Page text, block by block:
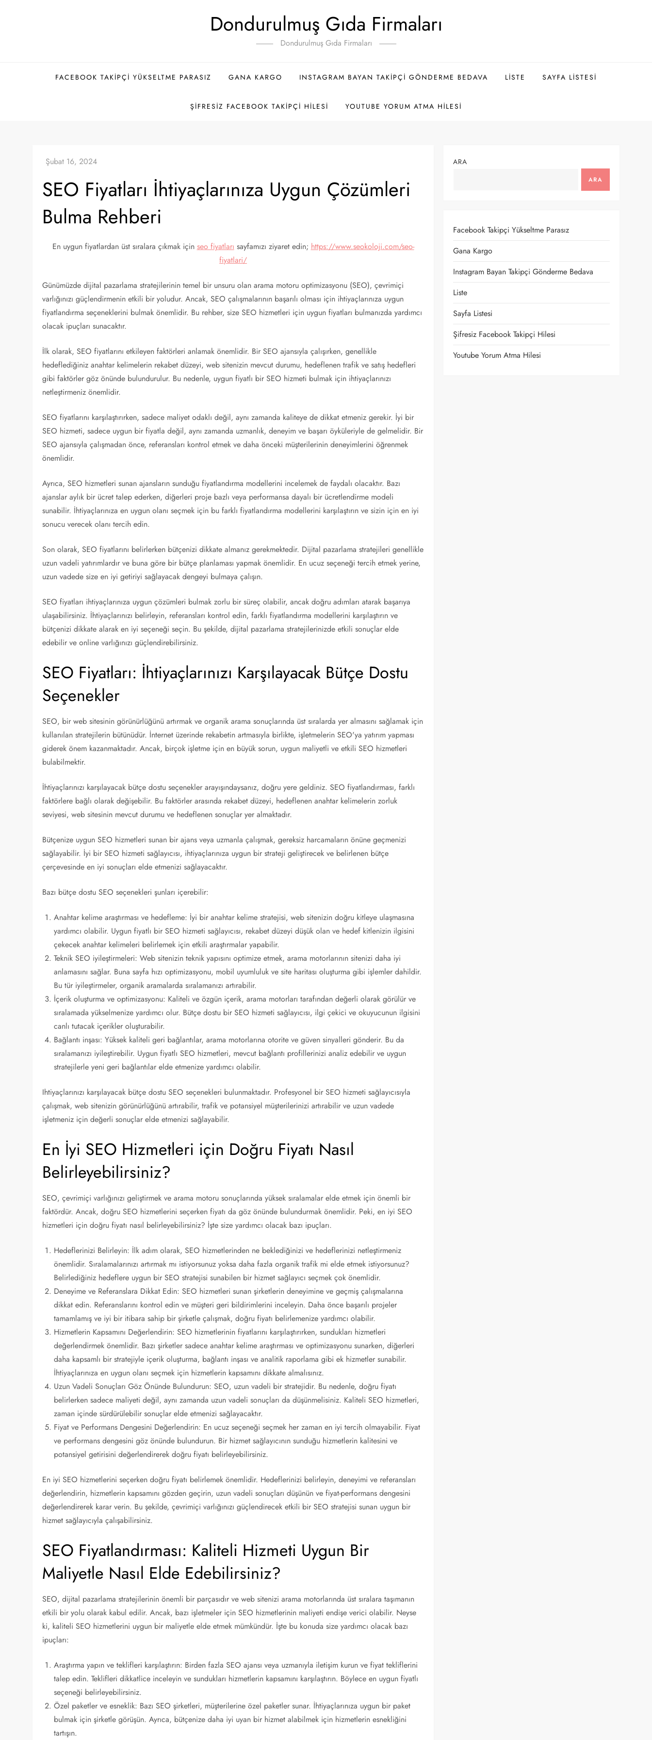
Dondurulmuş Gıda Firmaları
Dondurulmuş Gıda Firmaları
FACEBOOK TAKIPÇI YÜKSELTME PARASIZ GANA KARGO INSTAGRAM BAYAN TAKIPÇI GÖNDERME BEDAVA LISTE SAYFA LISTESI
ŞIFRESIZ FACEBOOK TAKIPÇI HILESI YOUTUBE YORUM ATMA HILESI
SEO Fiyatları İhtiyaçlarınıza Uygun Çözümleri
Bulma Rehberi
En uygun fiyatlardan üst sıralara çıkmak için seo fiyatları sayfamızı ziyaret edin; https://www.seokoloji.com/seo-
fiyatlari/
Günümüzde dijital pazarlama stratejilerinin temel bir unsuru olan arama motoru optimizasyonu (SEO), çevrimiçi
varlığınızı güçlendirmenin etkili bir yoludur. Ancak, SEO çalışmalarının başarılı olması için ihtiyaçlarınıza uygun
fiyatlandırma seçeneklerini bulmak önemlidir. Bu rehber, size SEO hizmetleri için uygun fiyatları bulmanızda yardımcı
olacak ipuçları sunacaktır.
İlk olarak, SEO fiyatlarını etkileyen faktörleri anlamak önemlidir. Bir SEO ajansıyla çalışırken, genellikle
hedeflediğiniz anahtar kelimelerin rekabet düzeyi, web sitenizin mevcut durumu, hedeflenen trafik ve satış hedefleri
gibi faktörler göz önünde bulundurulur. Bu nedenle, uygun fiyatlı bir SEO hizmeti bulmak için ihtiyaçlarınızı
netleştirmeniz önemlidir.
SEO fiyatlarını karşılaştırırken, sadece maliyet odaklı değil, aynı zamanda kaliteye de dikkat etmeniz gerekir. İyi bir
SEO hizmeti, sadece uygun bir fiyatla değil, aynı zamanda uzmanlık, deneyim ve başarı öyküleriyle de gelmelidir. Bir
SEO ajansıyla çalışmadan önce, referansları kontrol etmek ve daha önceki müşterilerinin deneyimlerini öğrenmek
önemlidir.
Ayrıca, SEO hizmetleri sunan ajansların sunduğu fiyatlandırma modellerini incelemek de faydalı olacaktır. Bazı
ajanslar aylık bir ücret talep ederken, diğerleri proje bazlı veya performansa dayalı bir ücretlendirme modeli
sunabilir. İhtiyaçlarınıza en uygun olanı seçmek için bu farklı fiyatlandırma modellerini karşılaştırın ve sizin için en iyi
sonucu verecek olanı tercih edin.
Son olarak, SEO fiyatlarını belirlerken bütçenizi dikkate almanız gerekmektedir. Dijital pazarlama stratejileri genellikle
uzun vadeli yatırımlardır ve buna göre bir bütçe planlaması yapmak önemlidir. En ucuz seçeneği tercih etmek yerine,
uzun vadede size en iyi getiriyi sağlayacak dengeyi bulmaya çalışın.
SEO fiyatları ihtiyaçlarınıza uygun çözümleri bulmak zorlu bir süreç olabilir, ancak doğru adımları atarak başarıya
ulaşabilirsiniz. İhtiyaçlarınızı belirleyin, referansları kontrol edin, farklı fiyatlandırma modellerini karşılaştırın ve
bütçenizi dikkate alarak en iyi seçeneği seçin. Bu şekilde, dijital pazarlama stratejilerinizde etkili sonuçlar elde
edebilir ve online varlığınızı güçlendirebilirsiniz.
SEO Fiyatları: İhtiyaçlarınızı Karşılayacak Bütçe Dostu
Seçenekler
SEO, bir web sitesinin görünürlüğünü artırmak ve organik arama sonuçlarında üst sıralarda yer almasını sağlamak için
kullanılan stratejilerin bütünüdür. İnternet üzerinde rekabetin artmasıyla birlikte, işletmelerin SEO'ya yatırım yapması
giderek önem kazanmaktadır. Ancak, birçok işletme için en büyük sorun, uygun maliyetli ve etkili SEO hizmetleri
bulabilmektir.
İhtiyaçlarınızı karşılayacak bütçe dostu seçenekler arayışındaysanız, doğru yere geldiniz. SEO fiyatlandırması, farklı
faktörlere bağlı olarak değişebilir. Bu faktörler arasında rekabet düzeyi, hedeflenen anahtar kelimelerin zorluk
seviyesi, web sitesinin mevcut durumu ve hedeflenen sonuçlar yer almaktadır.
Bütçenize uygun SEO hizmetleri sunan bir ajans veya uzmanla çalışmak, gereksiz harcamaların önüne geçmenizi
sağlayabilir. İyi bir SEO hizmeti sağlayıcısı, ihtiyaçlarınıza uygun bir strateji geliştirecek ve belirlenen bütçe
çerçevesinde en iyi sonuçları elde etmenizi sağlayacaktır.
Bazı bütçe dostu SEO seçenekleri şunları içerebilir:
Anahtar kelime araştırması ve hedefleme: İyi bir anahtar kelime stratejisi, web sitenizin doğru kitleye ulaşmasına
yardımcı olabilir. Uygun fiyatlı bir SEO hizmeti sağlayıcısı, rekabet düzeyi düşük olan ve hedef kitlenizin ilgisini
çekecek anahtar kelimeleri belirlemek için etkili araştırmalar yapabilir.
Teknik SEO iyileştirmeleri: Web sitenizin teknik yapısını optimize etmek, arama motorlarının sitenizi daha iyi
anlamasını sağlar. Buna sayfa hızı optimizasyonu, mobil uyumluluk ve site haritası oluşturma gibi işlemler dahildir.
Bu tür iyileştirmeler, organik aramalarda sıralamanızı artırabilir.
İçerik oluşturma ve optimizasyonu: Kaliteli ve özgün içerik, arama motorları tarafından değerli olarak görülür ve
sıralamada yükselmenize yardımcı olur. Bütçe dostu bir SEO hizmeti sağlayıcısı, ilgi çekici ve okuyucunun ilgisini
canlı tutacak içerikler oluşturabilir.
Bağlantı inşası: Yüksek kaliteli geri bağlantılar, arama motorlarına otorite ve güven sinyalleri gönderir. Bu da
sıralamanızı iyileştirebilir. Uygun fiyatlı SEO hizmetleri, mevcut bağlantı profillerinizi analiz edebilir ve uygun
stratejilerle yeni geri bağlantılar elde etmenize yardımcı olabilir.
Ihtiyaçlarınızı karşılayacak bütçe dostu SEO seçenekleri bulunmaktadır. Profesyonel bir SEO hizmeti sağlayıcısıyla
çalışmak, web sitenizin görünürlüğünü artırabilir, trafik ve potansiyel müşterilerinizi artırabilir ve uzun vadede
işletmeniz için değerli sonuçlar elde etmenizi sağlayabilir.
En İyi SEO Hizmetleri için Doğru Fiyatı Nasıl
Belirleyebilirsiniz?
SEO, çevrimiçi varlığınızı geliştirmek ve arama motoru sonuçlarında yüksek sıralamalar elde etmek için önemli bir
faktördür. Ancak, doğru SEO hizmetlerini seçerken fiyatı da göz önünde bulundurmak önemlidir. Peki, en iyi SEO
hizmetleri için doğru fiyatı nasıl belirleyebilirsiniz? İşte size yardımcı olacak bazı ipuçları.
Hedeflerinizi Belirleyin: İlk adım olarak, SEO hizmetlerinden ne beklediğinizi ve hedeflerinizi netleştirmeniz
önemlidir. Sıralamalarınızı artırmak mı istiyorsunuz yoksa daha fazla organik trafik mi elde etmek istiyorsunuz?
Belirlediğiniz hedeflere uygun bir SEO stratejisi sunabilen bir hizmet sağlayıcı seçmek çok önemlidir.
Deneyime ve Referanslara Dikkat Edin: SEO hizmetleri sunan şirketlerin deneyimine ve geçmiş çalışmalarına
dikkat edin. Referanslarını kontrol edin ve müşteri geri bildirimlerini inceleyin. Daha önce başarılı projeler
tamamlamış ve iyi bir itibara sahip bir şirketle çalışmak, doğru fiyatı belirlemenize yardımcı olabilir.
Hizmetlerin Kapsamını Değerlendirin: SEO hizmetlerinin fiyatlarını karşılaştırırken, sundukları hizmetleri
değerlendirmek önemlidir. Bazı şirketler sadece anahtar kelime araştırması ve optimizasyonu sunarken, diğerleri
daha kapsamlı bir stratejiyle içerik oluşturma, bağlantı inşası ve analitik raporlama gibi ek hizmetler sunabilir.
İhtiyaçlarınıza en uygun olanı seçmek için hizmetlerin kapsamını dikkate almalısınız.
Uzun Vadeli Sonuçları Göz Önünde Bulundurun: SEO, uzun vadeli bir stratejidir. Bu nedenle, doğru fiyatı
belirlerken sadece maliyeti değil, aynı zamanda uzun vadeli sonuçları da düşünmelisiniz. Kaliteli SEO hizmetleri,
zaman içinde sürdürülebilir sonuçlar elde etmenizi sağlayacaktır.
Fiyat ve Performans Dengesini Değerlendirin: En ucuz seçeneği seçmek her zaman en iyi tercih olmayabilir. Fiyat
ve performans dengesini göz önünde bulundurun. Bir hizmet sağlayıcının sunduğu hizmetlerin kalitesini ve
potansiyel getirisini değerlendirerek doğru fiyatı belirleyebilirsiniz.
En iyi SEO hizmetlerini seçerken doğru fiyatı belirlemek önemlidir. Hedeflerinizi belirleyin, deneyimi ve referansları
değerlendirin, hizmetlerin kapsamını gözden geçirin, uzun vadeli sonuçları düşünün ve fiyat-performans dengesini
değerlendirerek karar verin. Bu şekilde, çevrimiçi varlığınızı güçlendirecek etkili bir SEO stratejisi sunan uygun bir
hizmet sağlayıcıyla çalışabilirsiniz.
SEO Fiyatlandırması: Kaliteli Hizmeti Uygun Bir
Maliyetle Nasıl Elde Edebilirsiniz?
SEO, dijital pazarlama stratejilerinin önemli bir parçasıdır ve web sitenizi arama motorlarında üst sıralara taşımanın
etkili bir yolu olarak kabul edilir. Ancak, bazı işletmeler için SEO hizmetlerinin maliyeti endişe verici olabilir. Neyse
ki, kaliteli SEO hizmetlerini uygun bir maliyetle elde etmek mümkündür. İşte bu konuda size yardımcı olacak bazı
ipuçları:
Araştırma yapın ve teklifleri karşılaştırın: Birden fazla SEO ajansı veya uzmanıyla iletişim kurun ve fiyat tekliflerini
talep edin. Teklifleri dikkatlice inceleyin ve sundukları hizmetlerin kapsamını karşılaştırın. Böylece en uygun fiyatlı
seçeneği belirleyebilirsiniz.
Özel paketler ve esneklik: Bazı SEO şirketleri, müşterilerine özel paketler sunar. İhtiyaçlarınıza uygun bir paket
bulmak için şirketle görüşün. Ayrıca, bütçenize daha iyi uyan bir hizmet alabilmek için hizmetlerin esnekliğini
tartışın.
ARA
ARA
Facebook Takipçi Yükseltme Parasız
Gana Kargo
Instagram Bayan Takipçi Gönderme Bedava
Liste
Sayfa Listesi
Şifresiz Facebook Takipçi Hilesi
Youtube Yorum Atma Hilesi